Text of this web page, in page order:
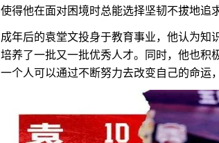
使得他在面对困境时总能选择坚韧不拔地追
成年后的袁堂文投身于教育事业，他认为知
培养了一批又一批优秀人才。同时，他也积
一个人可以通过不断努力去改变自己的命运